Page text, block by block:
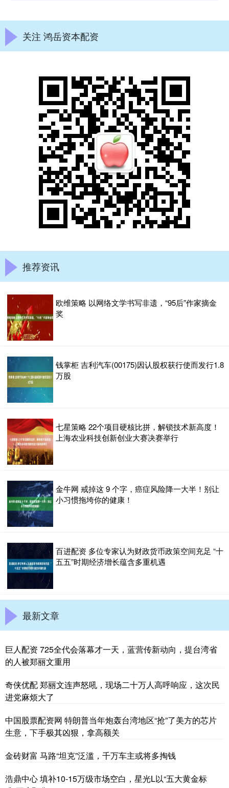
关注 鸿岳资本配资
推荐资讯
欧维策略 以网络文学书写非遗，“95后”作家摘金
奖
钱掌柜 吉利汽车(00175)因认股权获行使而发行1.8
万股
七星策略 22个项目硬核比拼，解锁技术新高度！
上海农业科技创新创业大赛决赛举行
金牛网 戒掉这 9 个字，癌症风险降一大半！别让
小习惯拖垮你的健康！
百进配资 多位专家认为财政货币政策空间充足 “十
五五”时期经济增长蕴含多重机遇
最新文章
巨人配资 725全代会落幕才一天，蓝营传新动向，提台湾省
的人被郑丽文重用
奇侠优配 郑丽文连声怒吼，现场二十万人高呼响应，这次民
进党麻烦大了
中国股票配资网 特朗普当年炮轰台湾地区“抢”了美方的芯片
生意，下手极其凶狠，拿高额关
金砖财富 马路“坦克”泛滥，千万车主或将多掏钱
浩鼎中心 填补10-15万级市场空白，星光L以“五大黄金标